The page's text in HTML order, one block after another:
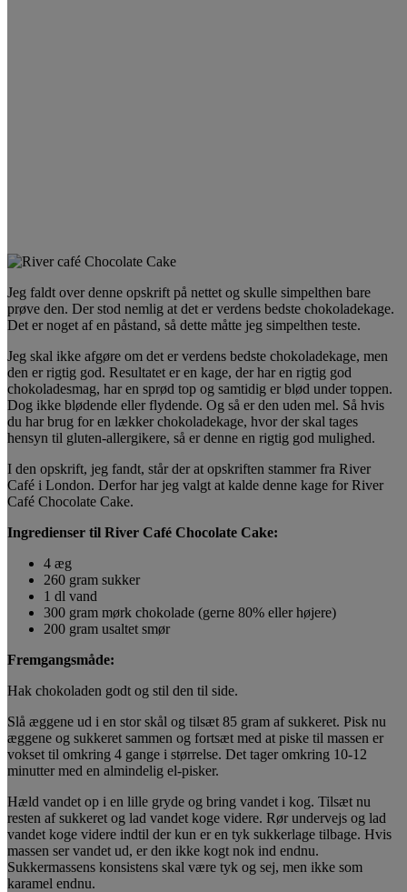
Jeg faldt over denne opskrift på nettet og skulle simpelthen bare
prøve den. Der stod nemlig at det er verdens bedste chokoladekage.
Det er noget af en påstand, så dette måtte jeg simpelthen teste.
Jeg skal ikke afgøre om det er verdens bedste chokoladekage, men
den er rigtig god. Resultatet er en kage, der har en rigtig god
chokoladesmag, har en sprød top og samtidig er blød under toppen.
Dog ikke blødende eller flydende. Og så er den uden mel. Så hvis
du har brug for en lækker chokoladekage, hvor der skal tages
hensyn til gluten-allergikere, så er denne en rigtig god mulighed.
I den opskrift, jeg fandt, står der at opskriften stammer fra River
Café i London. Derfor har jeg valgt at kalde denne kage for River
Café Chocolate Cake.
Ingredienser til River Café Chocolate Cake:
4 æg
260 gram sukker
1 dl vand
300 gram mørk chokolade (gerne 80% eller højere)
200 gram usaltet smør
Fremgangsmåde:
Hak chokoladen godt og stil den til side.
Slå æggene ud i en stor skål og tilsæt 85 gram af sukkeret. Pisk nu
æggene og sukkeret sammen og fortsæt med at piske til massen er
vokset til omkring 4 gange i størrelse. Det tager omkring 10-12
minutter med en almindelig el-pisker.
Hæld vandet op i en lille gryde og bring vandet i kog. Tilsæt nu
resten af sukkeret og lad vandet koge videre. Rør undervejs og lad
vandet koge videre indtil der kun er en tyk sukkerlage tilbage. Hvis
massen ser vandet ud, er den ikke kogt nok ind endnu.
Sukkermassens konsistens skal være tyk og sej, men ikke som
karamel endnu.